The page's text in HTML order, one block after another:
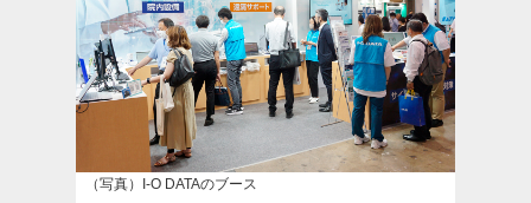
（写真）I-O DATAのブース